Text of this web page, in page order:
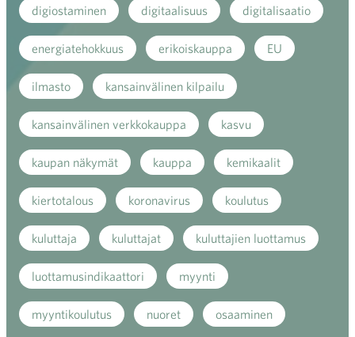
digiostaminen digitaalisuus digitalisaatio
energiatehokkuus erikoiskauppa EU
ilmasto kansainvälinen kilpailu
kansainvälinen verkkokauppa kasvu
kaupan näkymät kauppa kemikaalit
kiertotalous koronavirus koulutus
kuluttaja kuluttajat kuluttajien luottamus
luottamusindikaattori myynti
myyntikoulutus nuoret osaaminen